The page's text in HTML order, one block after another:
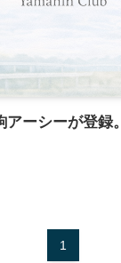
ーシーが登録。
1